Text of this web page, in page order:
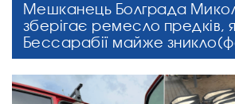
Мешканець Болграда
зберігає ремесло предків,
Бессарабії майже